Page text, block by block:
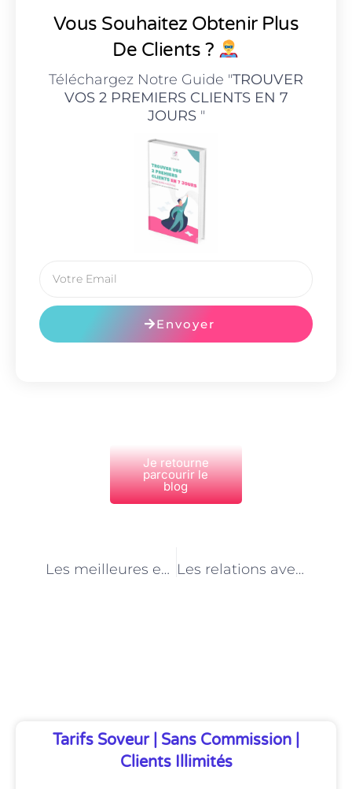
Vous Souhaitez Obtenir Plus
De Clients ?
Téléchargez Notre Guide "TROUVER
VOS 2 PREMIERS CLIENTS EN 7
JOURS"
Envoyer
Je retourne
parcourir le
blog
Les meilleures entreprises pour les conducteurs d’engins à Paris Les relations avec les riverains pour les conducteurs d’engin à Paris
Tarifs Soveur | Sans Commission |
Clients Illimités